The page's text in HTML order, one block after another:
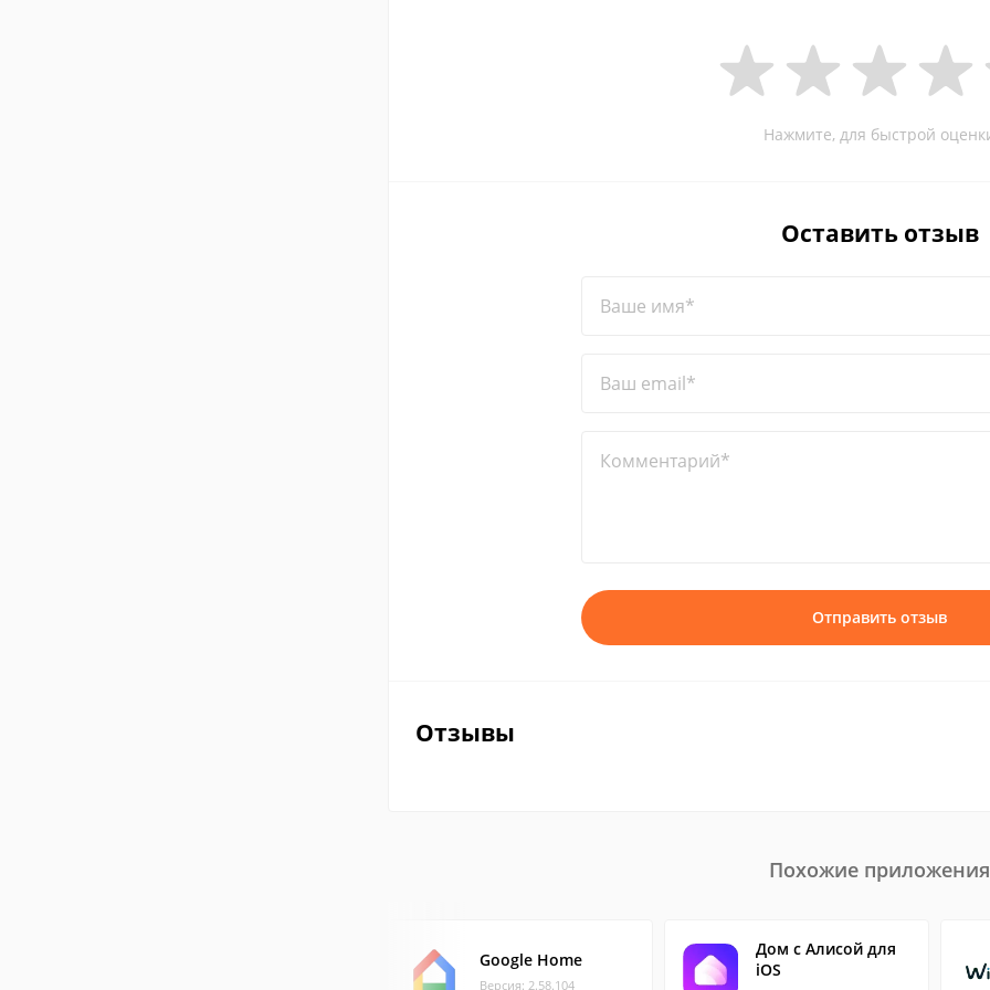
Нажмите, для быстрой
Оставить отзыв
Ваше имя*
Ваш email*
Комментарий*
Отправить отзыв
Отзывы
Похожие приложения
Google Home
Версия: 2.58.104
Дом с Алисой для
iOS